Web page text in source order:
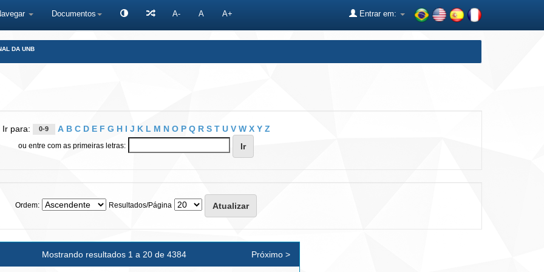
Documentos A- A A+ Entrar em:
DA UNB
Ir para: 0-9 A B C D E F G H I J K L M N O P Q R S T U V W X Y Z
ou entre com as primeiras letras:
Ordem: Resultados/Página
Mostrando resultados 1 a 20 de 4384 Próximo >